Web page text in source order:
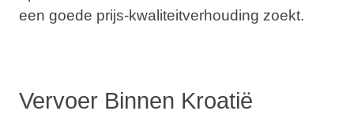
een goede prijs-kwaliteitverhouding zoekt.
Vervoer Binnen Kroatië